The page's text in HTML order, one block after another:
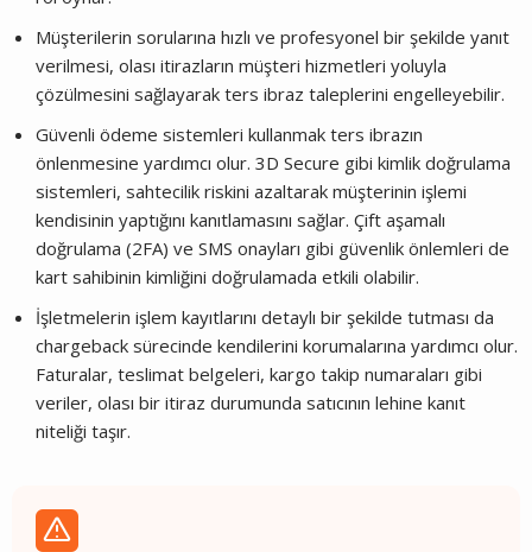
Müşterilerin sorularına hızlı ve profesyonel bir şekilde yanıt
verilmesi, olası itirazların müşteri hizmetleri yoluyla
çözülmesini sağlayarak ters ibraz taleplerini engelleyebilir.
Güvenli ödeme sistemleri kullanmak ters ibrazın
önlenmesine yardımcı olur. 3D Secure gibi kimlik doğrulama
sistemleri, sahtecilik riskini azaltarak müşterinin işlemi
kendisinin yaptığını kanıtlamasını sağlar. Çift aşamalı
doğrulama (2FA) ve SMS onayları gibi güvenlik önlemleri de
kart sahibinin kimliğini doğrulamada etkili olabilir.
İşletmelerin işlem kayıtlarını detaylı bir şekilde tutması da
chargeback sürecinde kendilerini korumalarına yardımcı olur.
Faturalar, teslimat belgeleri, kargo takip numaraları gibi
veriler, olası bir itiraz durumunda satıcının lehine kanıt
niteliği taşır.
